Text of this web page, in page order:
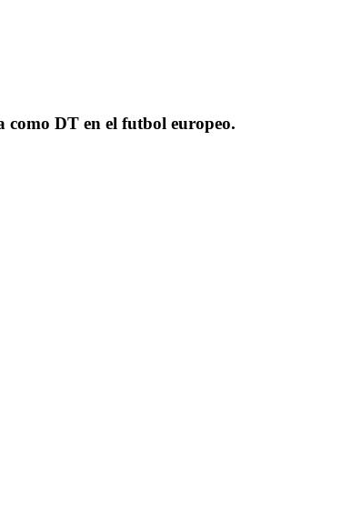
como DT en el futbol europeo.